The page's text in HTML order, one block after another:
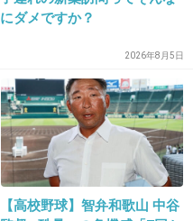
-31
にダメですか？
2026年8月5日
【高校野球】智弁和歌山 中谷